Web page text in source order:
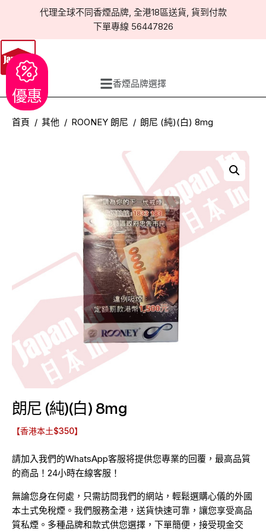
代理全球不同香煙品牌, 全港18區送貨, 貨到付款
下單專線 56447826
香煙品牌選擇
首頁 其他 ROONEY 朗尼 朗尼 (純)(白) 8mg
朗尼 (純)(白) 8mg
【香港本土$350】
請加入我們的WhatsApp客服将提供您專業的回覆，最高品質
的商品！24小時在線客服！
無論您身在何處，只需訪問我們的網站，輕鬆選購心儀的外國
本土式免稅煙。我們服務全港，送貨快速可靠，讓您享受高品
質私煙。多種品牌和款式供您選擇，下單簡便，接受現金交
優惠